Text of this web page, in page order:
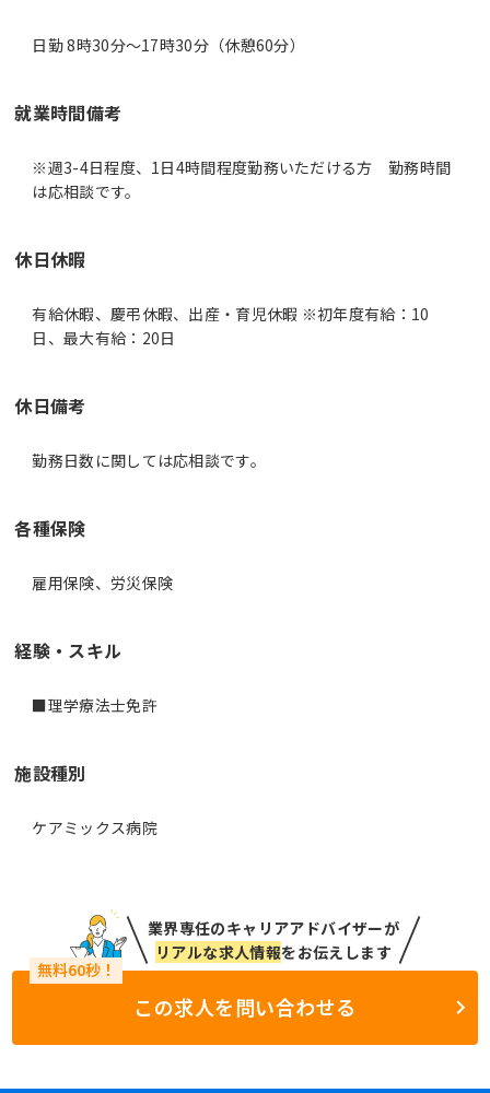
日勤 8時30分〜17時30分（休憩60分）
就業時間備考
※週3-4日程度、1日4時間程度勤務いただける方 勤務時間
休日休暇
有給休暇、慶弔休暇、出産・育児休暇 ※初年度有給：10
日、最大有給：20日
休日備考
勤務日数に関しては応相談です。
各種保険
雇用保険、労災保険
経験・スキル
■理学療法士免許
施設種別
ケアミックス病院
業界専任のキャリアアドバイザーが
リアルな求人情報をお伝えします
この求人を問い合わせる